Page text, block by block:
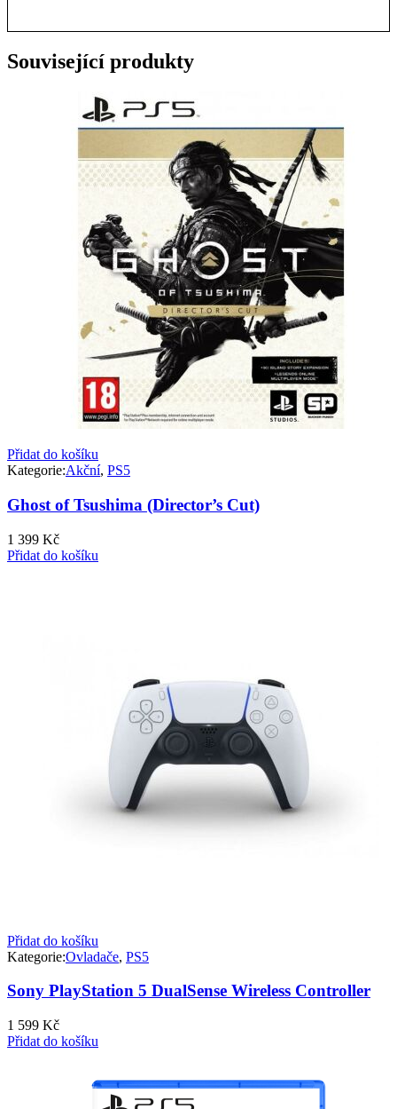
Související produkty
Přidat do košíku
Kategorie:Akční, PS5
Ghost of Tsushima (Director’s Cut)
1 399 Kč
Přidat do košíku
Přidat do košíku
Kategorie:Ovladače, PS5
Sony PlayStation 5 DualSense Wireless Controller
1 599 Kč
Přidat do košíku